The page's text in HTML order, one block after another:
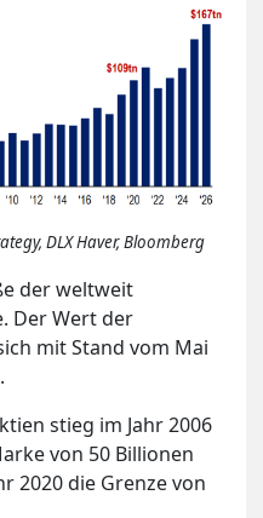
DLX Haver, Bloomberg
der weltweit
Der Wert der
mit Stand vom Mai
stieg im Jahr 2006
von 50 Billionen
2020 die Grenze von